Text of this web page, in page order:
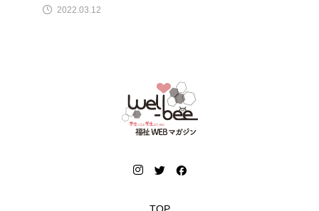
2022.03.12